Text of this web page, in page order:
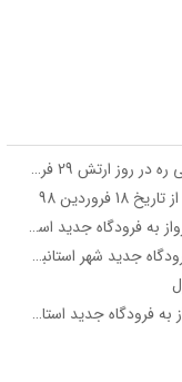
تعطیلی 4.5 ساعته فرودگاه مهراباد و امام خمینی ره در روز ارتش 29 فروردین
98
بخشنامه و اطلاعیه هواپیمایی قشم ایر درباره پرواز به فرودگاه جدید استانبول از تاریخ 18فروردین 98
بخشنامه و اطلاعیه هواپیمایی ایران ایر درباره فرودگاه جدید شهر استانبول IR2712
بخشنامه و اطلاعیه هواپیمایی معراج درباره پرواز به فرودگاه جدید استانبول از تاریخ 18فروردین 98 JI4740-4